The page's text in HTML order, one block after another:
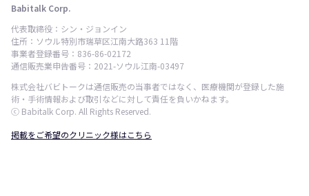
Babitalk Corp.
代表取締役：シン・ジョンイン
住所：ソウル特別市瑞草区江南大路363 11階
事業者登録番号：836-86-02172
通信販売業申告番号：2021-ソウル江南-03497
株式会社バビトークは通信販売の当事者ではなく、医療機関が登録した施
術・手術情報および取引などに対して責任を負いかねます。
ⓒ Babitalk Corp. All Rights Reserved.
掲載をご希望のクリニック様はこちら